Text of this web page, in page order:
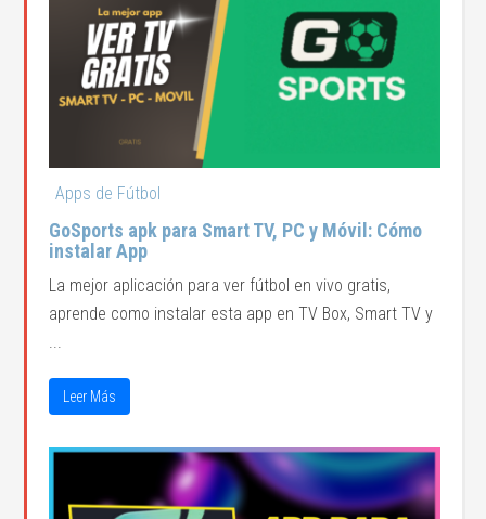
Apps de Fútbol
GoSports apk para Smart TV, PC y Móvil: Cómo
instalar App
La mejor aplicación para ver fútbol en vivo gratis,
aprende como instalar esta app en TV Box, Smart TV y
...
Leer Más